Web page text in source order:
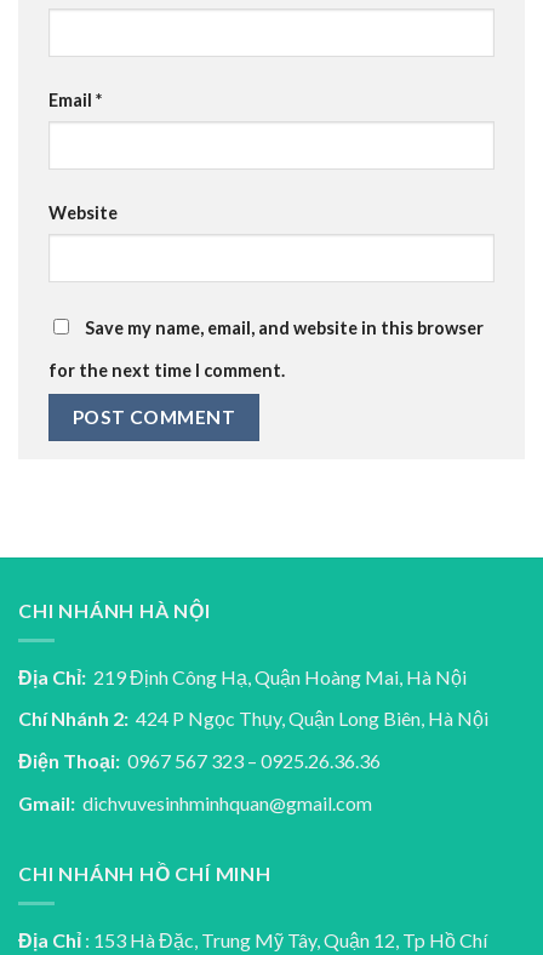
Email *
Website
Save my name, email, and website in this browser
for the next time I comment.
CHI NHÁNH HÀ NỘI
Địa Chỉ: 219 Định Công Hạ, Quận Hoàng Mai, Hà Nội
Chí Nhánh 2: 424 P Ngọc Thụy, Quận Long Biên, Hà Nội
Điện Thoại: 0967 567 323 – 0925.26.36.36
Gmail: dichvuvesinhminhquan@gmail.com
CHI NHÁNH HỒ CHÍ MINH
Địa Chỉ : 153 Hà Đặc, Trung Mỹ Tây, Quận 12, Tp Hồ Chí